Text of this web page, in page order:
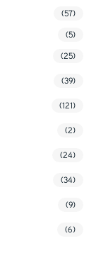
(57)
(5)
(25)
(39)
(121)
(2)
(24)
(34)
(9)
(6)